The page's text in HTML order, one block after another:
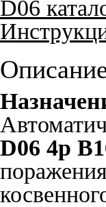
D06
D06 4р